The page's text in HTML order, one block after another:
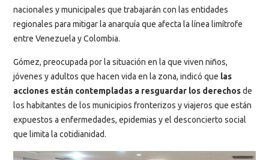
nacionales y municipales que trabajarán con las entidades
regionales para mitigar la anarquía que afecta la línea limítrofe
entre Venezuela y Colombia.
Gómez, preocupada por la situación en la que viven niños,
jóvenes y adultos que hacen vida en la zona, indicó que las
acciones están contempladas a resguardar los derechosde
los habitantes de los municipios fronterizos y viajeros que están
expuestos a enfermedades, epidemias y el desconcierto social
que limita la cotidianidad.